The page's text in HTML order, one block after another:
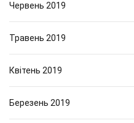
Червень 2019
Травень 2019
Квітень 2019
Березень 2019